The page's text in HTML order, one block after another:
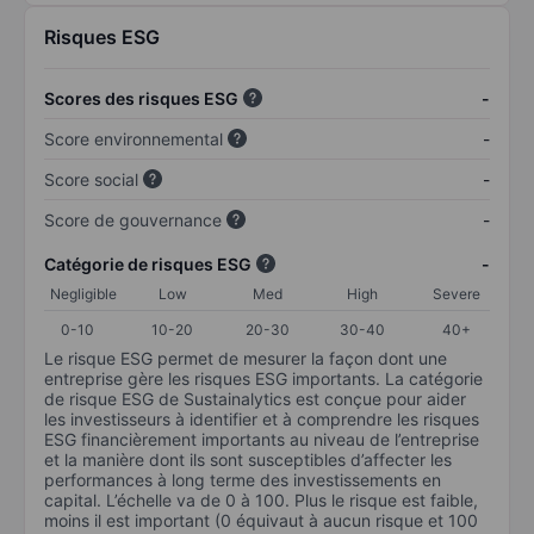
Risques ESG
Scores des risques ESG
-
Score environnemental
-
Score social
-
Score de gouvernance
-
Catégorie de risques ESG -
Negligible Low Med High
Severe
0-10
10-20 20-30 30-40 40+
Le risque ESG permet de mesurer la façon dont une
entreprise gère les risques ESG importants. La catégorie
de risque ESG de Sustainalytics est conçue pour aider
les investisseurs à identifier et à comprendre les risques
ESG financièrement importants au niveau de l’entreprise
et la manière dont ils sont susceptibles d’affecter les
performances à long terme des investissements en
capital. L’échelle va de 0 à 100. Plus le risque est faible,
moins il est important (0 équivaut à aucun risque et 100